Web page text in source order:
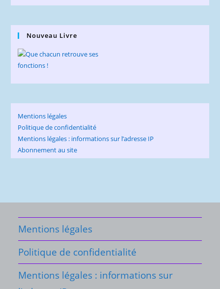
Nouveau Livre
Mentions légales
Politique de confidentialité
Mentions légales : informations sur l’adresse IP
Abonnement au site
Mentions légales
Politique de confidentialité
Mentions légales : informations sur